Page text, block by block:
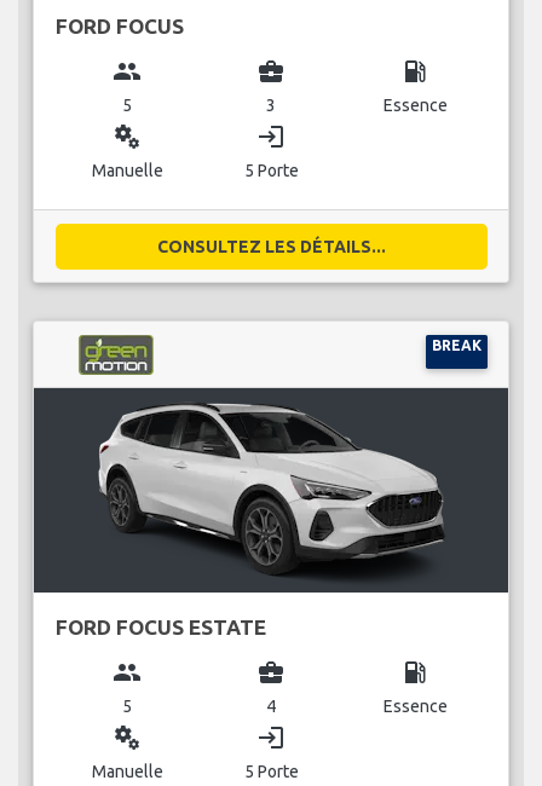
FORD FOCUS
group
5
business_center
3
local_gas_station
Essence
miscellaneous_services
Manuelle
login
5 Porte
CONSULTEZ LES DÉTAILS...
BREAK
FORD FOCUS ESTATE
group
5
business_center
4
local_gas_station
Essence
miscellaneous_services
Manuelle
login
5 Porte